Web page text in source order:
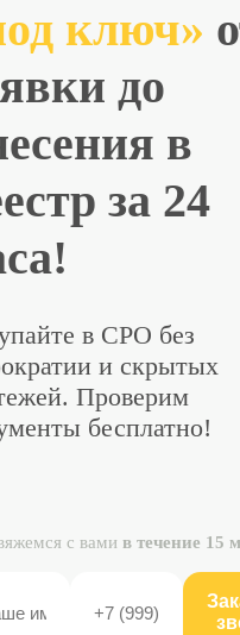
ключ»
до
в
за 24
в СРО без
и скрытых
Проверим
бесплатно!
с вами в течение 15